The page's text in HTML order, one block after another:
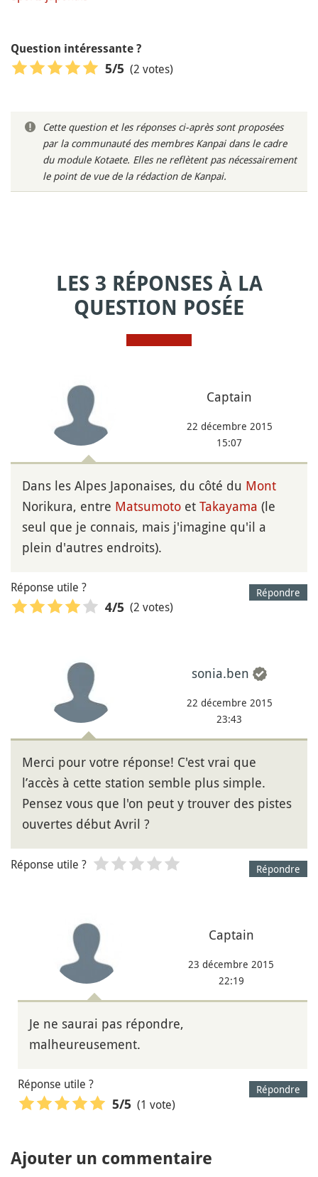
Question intéressante ?
5/5 (2 votes)
Cette question et les réponses ci-après sont proposées
par la communauté des membres Kanpai dans le cadre
du module Kotaete. Elles ne reflètent pas nécessairement
le point de vue de la rédaction de Kanpai.
LES 3 RÉPONSES À LA
QUESTION POSÉE
Captain
22 décembre 2015
15:07
Dans les Alpes Japonaises, du côté du Mont
Norikura, entre Matsumoto et Takayama (le
seul que je connais, mais j'imagine qu'il a
plein d'autres endroits).
Répondre
Réponse utile ?
4/5 (2 votes)
sonia.ben
22 décembre 2015
23:43
Merci pour votre réponse! C'est vrai que
l’accès à cette station semble plus simple.
Pensez vous que l'on peut y trouver des pistes
ouvertes début Avril ?
Répondre
Réponse utile ?
Captain
23 décembre 2015
22:19
Je ne saurai pas répondre,
malheureusement.
Répondre
Réponse utile ?
5/5 (1 vote)
Ajouter un commentaire